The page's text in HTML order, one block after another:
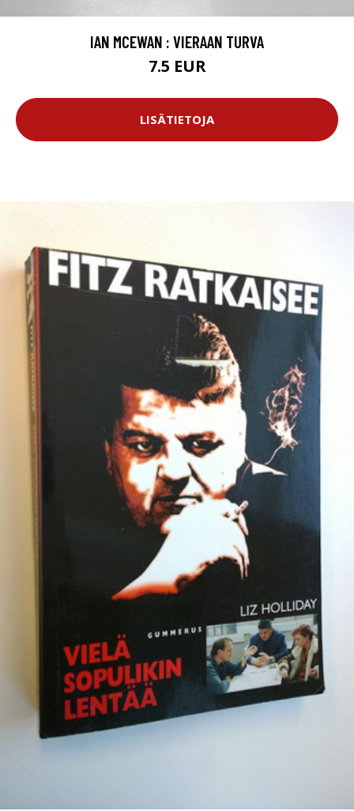
IAN MCEWAN : VIERAAN TURVA
7.5 EUR
LISÄTIETOJA